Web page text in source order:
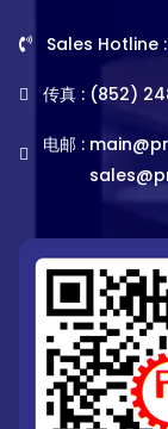
Sales Hotline
传真 : (852)
电邮 :